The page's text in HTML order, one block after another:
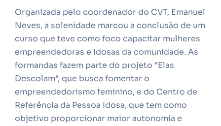
Organizada pelo coordenador do CVT, Emanuel
Neves, a solenidade marcou a conclusão de um
curso que teve como foco capacitar mulheres
empreendedoras e idosas da comunidade. As
formandas fazem parte do projeto “Elas
Descolam”, que busca fomentar o
empreendedorismo feminino, e do Centro de
Referência da Pessoa Idosa, que tem como
objetivo proporcionar maior autonomia e